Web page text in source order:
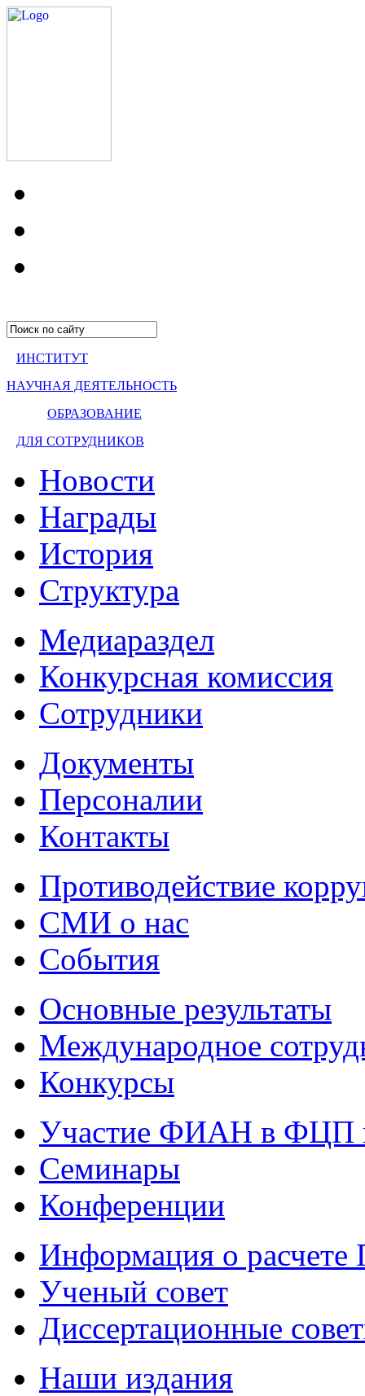
ИНСТИТУТ
НАУЧНАЯ ДЕЯТЕЛЬНОСТЬ
ОБРАЗОВАНИЕ
ДЛЯ СОТРУДНИКОВ
Новости
Награды
История
Структура
Медиараздел
Конкурсная комиссия
Сотрудники
Документы
Персоналии
Контакты
Противодействие
СМИ о нас
События
Основные результаты
Международное
Конкурсы
Участие ФИАН в ФЦП
Семинары
Конференции
Информация о
Ученый совет
Диссертационные
Наши издания